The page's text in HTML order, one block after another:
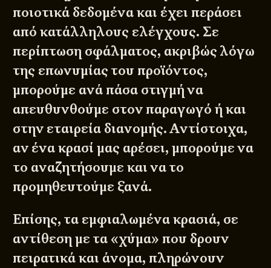
ποιοτικά δεδομένα και έχει περάσει
από κατάλληλους ελέγχους. Σε
περίπτωση σφάλματος, ακριβώς λόγω
της επωνυμίας του προϊόντος,
μπορούμε ανά πάσα στιγμή να
απευθυνθούμε στον παραγωγό ή και
στην εταιρεία διανομής. Αντίστοιχα,
αν ένα κρασί μας αρέσει, μπορούμε να
το αναζητήσουμε και να το
προμηθευτούμε ξανά.
Επίσης, τα εμφιαλωμένα κρασιά, σε
αντίθεση με τα «χύμα» που δρουν
πειρατικά και άνομα, πληρώνουν